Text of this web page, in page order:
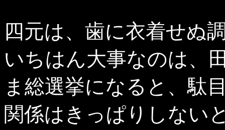
四元は、歯に衣着せぬ
いちはん大事なのは、
ま総選挙になると、駄
関係はきっぱりしない